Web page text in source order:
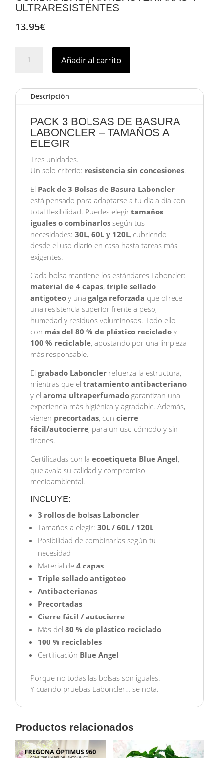
ULTRARESISTENTES
13.95€
DE
BASURA
TAMAÑOS
IGUALES
COMBINADAS
ANTIBACTERIANAS
ULTRARESISTENTES
cantidad
Añadir al carrito
Descripción
PACK 3 BOLSAS DE BASURA
LABONCLER – TAMAÑOS A
ELEGIR
Tres unidades.
Un solo criterio: resistencia sin concesiones.
El Pack de 3 Bolsas de Basura Laboncler
está pensado para adaptarse a tu día a día con
total flexibilidad. Puedes elegirtamaños
iguales o combinarlos según tus
necesidades:30L, 60L y 120L, cubriendo
desde el uso diario en casa hasta tareas más
exigentes.
Cada bolsa mantiene los estándares Laboncler:
material de 4 capas,triple sellado
antigoteo y unagalga reforzada que ofrece
una resistencia superior frente a peso,
humedad y residuos voluminosos. Todo ello
con más del 80 % de plástico reciclado y
100 % reciclable, apostando por una limpieza
más responsable.
Elgrabado Laboncler refuerza la estructura,
mientras que eltratamiento antibacteriano
y elaroma ultraperfumado garantizan una
experiencia más higiénica y agradable. Además,
vienen precortadas, concierre
fácil/autocierre, para un uso cómodo y sin
tirones.
Certificadas con laecoetiqueta Blue Angel,
que avala su calidad y compromiso
medioambiental.
INCLUYE:
3 rollos de bolsas Laboncler
Tamaños a elegir:30L / 60L / 120L
Posibilidad de combinarlas según tu
necesidad
Material de4 capas
Triple sellado antigoteo
Antibacterianas
Precortadas
Cierre fácil / autocierre
Más del80 % de plástico reciclado
100 % reciclables
Certificación Blue Angel
Porque no todas las bolsas son iguales.
Y cuando pruebas Laboncler… se nota.
Productos relacionados